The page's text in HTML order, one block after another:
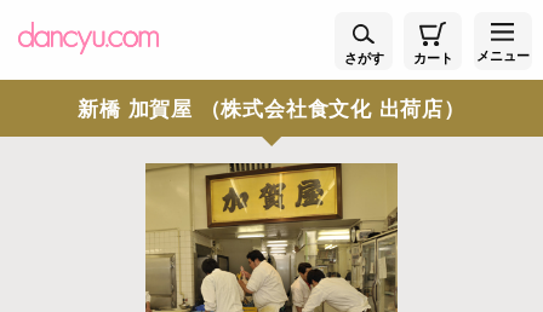
さがす カート メニュー
新橋 加賀屋 （株式会社食文化 出荷店）